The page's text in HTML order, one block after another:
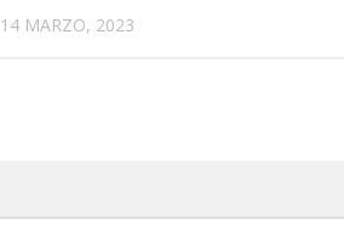
14 MARZO, 2023